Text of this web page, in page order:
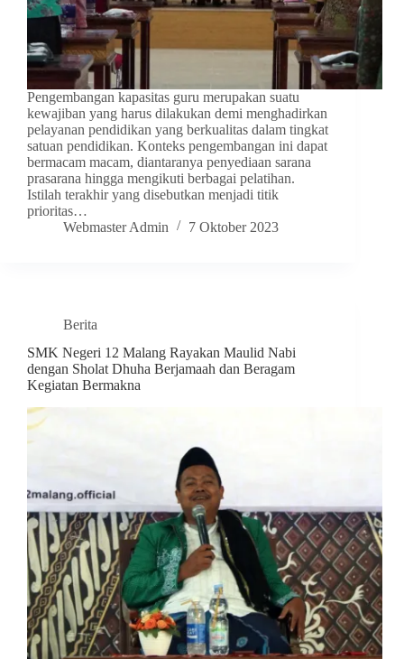
Pengembangan kapasitas guru merupakan suatu
kewajiban yang harus dilakukan demi menghadirkan
pelayanan pendidikan yang berkualitas dalam tingkat
satuan pendidikan. Konteks pengembangan ini dapat
bermacam macam, diantaranya penyediaan sarana
prasarana hingga mengikuti berbagai pelatihan.
Istilah terakhir yang disebutkan menjadi titik
prioritas…
Webmaster Admin
7 Oktober 2023
Berita
SMK Negeri 12 Malang Rayakan Maulid Nabi
dengan Sholat Dhuha Berjamaah dan Beragam
Kegiatan Bermakna